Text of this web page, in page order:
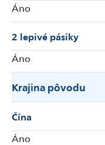
Áno
2 lepivé pásiky
Áno
Krajina pôvodu
Čína
Áno